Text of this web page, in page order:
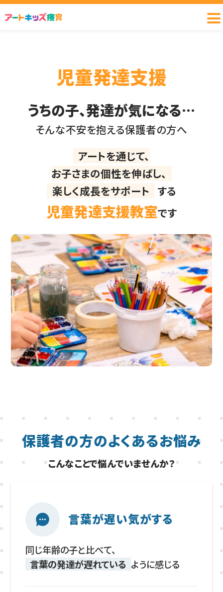
児童発達支援
うちの子、発達が気になる…
そんな不安を抱える保護者の方へ
アートを通じて、
お子さまの個性を伸ばし、
楽しく成長をサポート する
児童発達支援教室です
保護者の方のよくあるお悩み
こんなことで悩んでいませんか？
言葉が遅い気がする
同じ年齢の子と比べて、
言葉の発達が遅れている ように感じる